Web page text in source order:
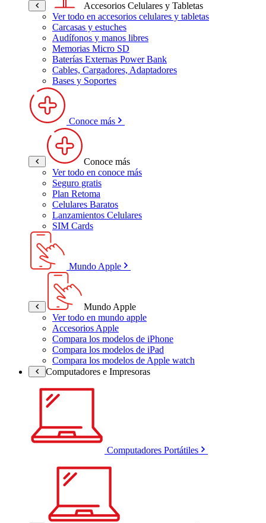
Accesorios Celulares y Tabletas
Ver todo en accesorios celulares y tabletas
Carcasas y estuches
Audífonos y manos libres
Memorias Micro SD
Baterías Externas Power Bank
Cables, Cargadores, Adaptadores
Bases y Soportes
Conoce más
Conoce más
Ver todo en conoce más
Seguro gratis
Plan Retoma
Celulares Baratos
Lanzamientos Celulares
SIM Cards
Mundo Apple
Mundo Apple
Ver todo en mundo apple
Accesorios Apple
Compara los modelos de iPhone
Compara los modelos de iPad
Compara los modelos de Apple watch
Computadores e Impresoras
Computadores Portátiles